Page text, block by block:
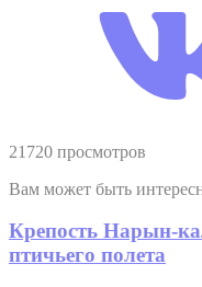
21720 просмотров
Вам может быть
Крепость Нарын-
птичьего полета